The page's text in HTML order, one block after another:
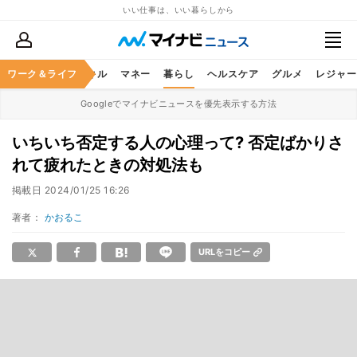
いい仕事は、いい暮らしから
ワーク＆ライフ
ア ビジネススキル マネー 暮らし ヘルスケア グルメ レジャー
Googleでマイナビニュースを優先表示する方法
いちいち否定する人の心理って? 否定ばかりさ
れて疲れたときの対処法も
掲載日 2024/01/25 16:26
著者： かおるこ
URLをコピー